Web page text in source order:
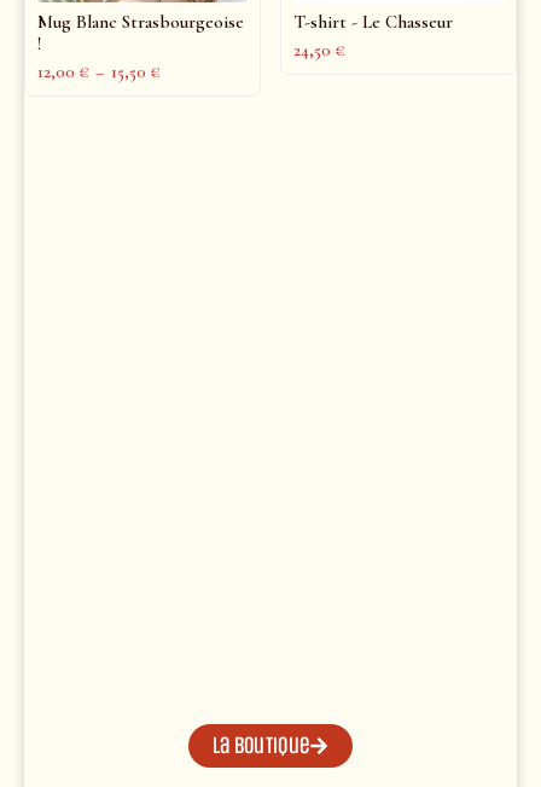
Mug Blanc Strasbourgeoise
!
12,00 € – 15,50 €
T-shirt - Le Chasseur
24,50 €
La boutique